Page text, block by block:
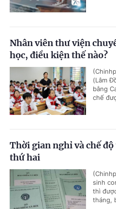
Nhân viên thư viện
học, điều kiện thế nào?
(Lâm
bằng
chế
Thời gian nghỉ và chế
thứ hai
sinh
thì
tháng,